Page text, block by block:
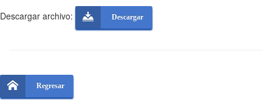
Descargar archivo: Descargar
Regresar